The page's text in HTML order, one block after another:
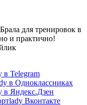
для тренировок в
и практично!